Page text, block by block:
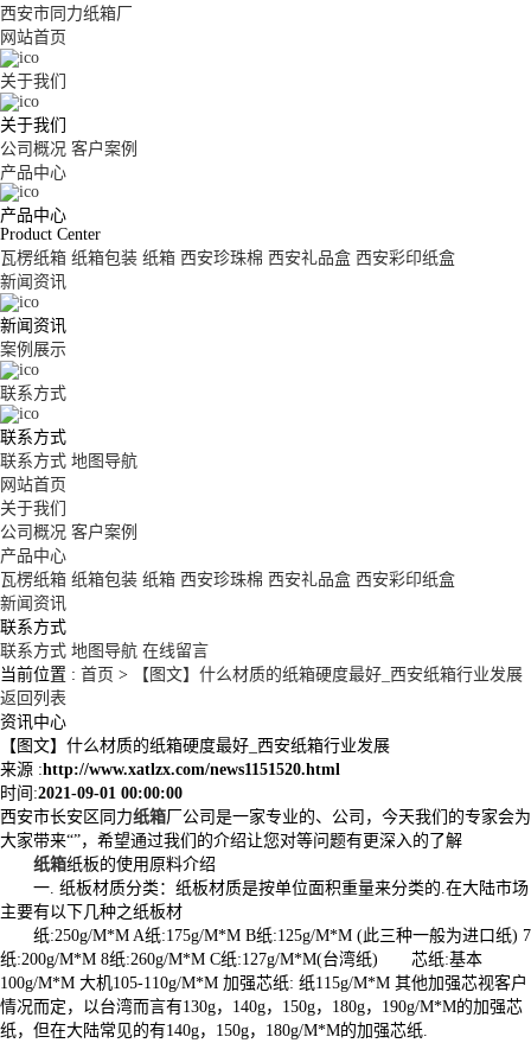
西安市同力纸箱厂
网站首页
关于我们
关于我们
公司概况 客户案例
产品中心
产品中心
Product Center
瓦楞纸箱 纸箱包装 纸箱 西安珍珠棉 西安礼品盒 西安彩印纸盒
新闻资讯
新闻资讯
案例展示
联系方式
联系方式
联系方式 地图导航
网站首页
关于我们
公司概况 客户案例
产品中心
瓦楞纸箱 纸箱包装 纸箱 西安珍珠棉 西安礼品盒 西安彩印纸盒
新闻资讯
联系方式
联系方式 地图导航 在线留言
当前位置 : 首页 >
【图文】什么材质的纸箱硬度最好_西安纸箱行业发展
返回列表
资讯中心
【图文】什么材质的纸箱硬度最好_西安纸箱行业发展
来源 :http://www.xatlzx.com/news1151520.html
时间:2021-09-01 00:00:00
西安市长安区同力纸箱厂公司是一家专业的、公司，今天我们的专家会为
大家带来“”，希望通过我们的介绍让您对等问题有更深入的了解
纸箱纸板的使用原料介绍
一. 纸板材质分类：纸板材质是按单位面积重量来分类的.在大陆市场
主要有以下几种之纸板材
纸:250g/M*M A纸:175g/M*M B纸:125g/M*M (此三种一般为进口纸) 7
纸:200g/M*M 8纸:260g/M*M C纸:127g/M*M(台湾纸) 芯纸:基本
100g/M*M 大机105-110g/M*M 加强芯纸: 纸115g/M*M 其他加强芯视客户
情况而定，以台湾而言有130g，140g，150g，180g，190g/M*M的加强芯
纸，但在大陆常见的有140g，150g，180g/M*M的加强芯纸.